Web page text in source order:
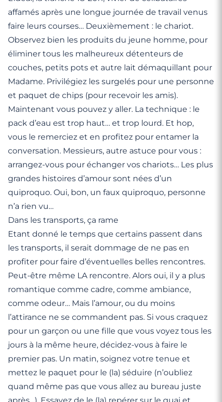
affamés après une longue journée de travail venus
faire leurs courses… Deuxièmement : le chariot.
Observez bien les produits du jeune homme, pour
éliminer tous les malheureux détenteurs de
couches, petits pots et autre lait démaquillant pour
Madame. Privilégiez les surgelés pour une personne
et paquet de chips (pour recevoir les amis).
Maintenant vous pouvez y aller. La technique : le
pack d’eau est trop haut… et trop lourd. Et hop,
vous le remerciez et en profitez pour entamer la
conversation. Messieurs, autre astuce pour vous :
arrangez-vous pour échanger vos chariots… Les plus
grandes histoires d’amour sont nées d’un
quiproquo. Oui, bon, un faux quiproquo, personne
n’a rien vu…
Dans les transports, ça rame
Etant donné le temps que certains passent dans
les transports, il serait dommage de ne pas en
profiter pour faire d’éventuelles belles rencontres.
Peut-être même LA rencontre. Alors oui, il y a plus
romantique comme cadre, comme ambiance,
comme odeur… Mais l’amour, ou du moins
l’attirance ne se commandent pas. Si vous craquez
pour un garçon ou une fille que vous voyez tous les
jours à la même heure, décidez-vous à faire le
premier pas. Un matin, soignez votre tenue et
mettez le paquet pour le (la) séduire (n’oubliez
quand même pas que vous allez au bureau juste